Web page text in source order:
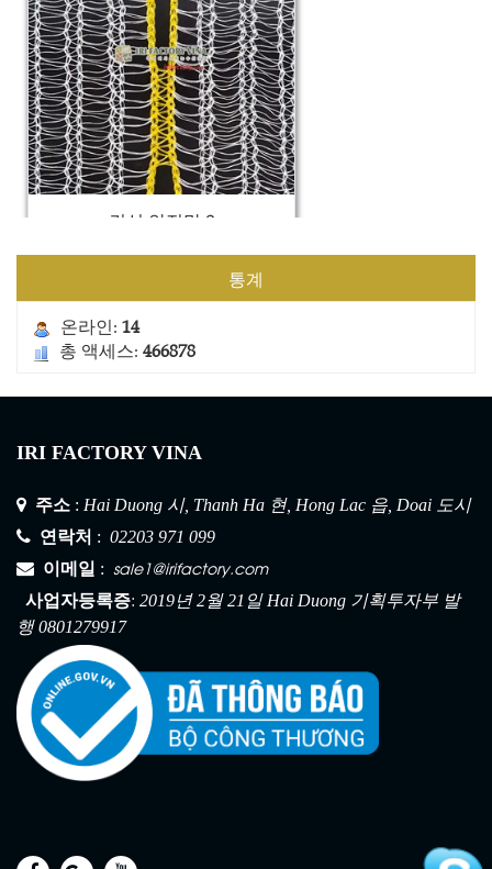
건설 안전망 1
통계
온라인: 14
총 액세스: 466878
IRI FACTORY VINA
주소 : Hai Duong 시, Thanh Ha 현, Hong Lac 읍, Doai 도시
연락처 : 02203 971 099
이메일 : sale1@irifactory.com
사업자등록증: 2019년 2월 21일 Hai Duong 기획투자부 발
행 0801279917